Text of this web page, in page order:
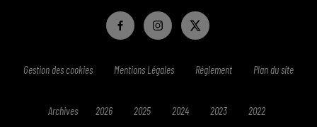
Gestion des cookies Mentions Légales Réglement Plan du site
Archives 2026 2025 2024 2023 2022